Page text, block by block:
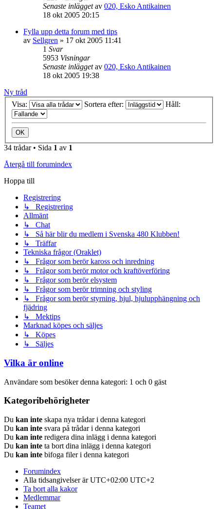
Senaste inläggetav 020, Esko Antikainen
18 okt 2005 20:15
Fylla upp detta forum med tips
av Sellgren » 17 okt 2005 11:41
1 Svar
5953 Visningar
Senaste inläggetav 020, Esko Antikainen
18 okt 2005 19:38
Ny tråd
Visa:
Sortera efter: Håll:
34 trådar • Sida 1 av 1
Återgå till forumindex
Hoppa till
Registrering
↳ Registrering
Allmänt
↳ Chat
↳ Så här blir du medlem i Svenska 480 Klubben!
↳ Träffar
Tekniska frågor (Oraklet)
↳ Frågor som berör kaross och inredning
↳ Frågor som berör motor och kraftöverföring
↳ Frågor som berör elsystem
↳ Frågor som berör trimning och styling
↳ Frågor som berör styrning, hjul, hjulupphängning och
fjädring
↳ Mektips
Marknad köpes och säljes
↳ Köpes
↳ Säljes
Vilka är online
Användare som besöker denna kategori: 1 och 0 gäst
Kategoribehörigheter
Du kan inte skapa nya trådar i denna kategori
Du kan inte svara på trådar i denna kategori
Du kan inte redigera dina inlägg i denna kategori
Du kan inte ta bort dina inlägg i denna kategori
Du kan inte bifoga filer i denna kategori
Forumindex
Alla tidsangivelser är UTC+02:00 UTC+2
Ta bort alla kakor
Medlemmar
Teamet